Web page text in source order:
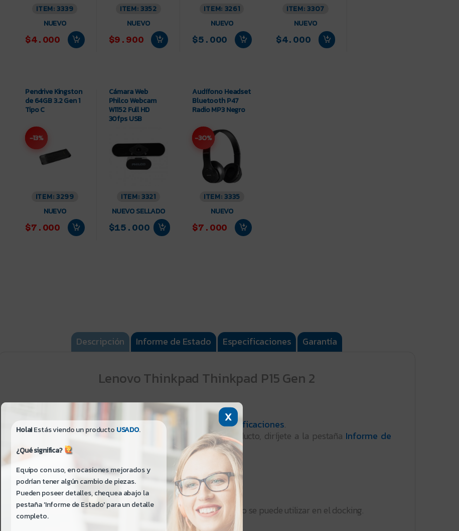
ITEM: 3339
NUEVO
$4.000
ITEM: 3352
NUEVO
$9.900
ITEM: 3261
NUEVO
$5.000
ITEM: 3307
NUEVO
$4.000
Pendrive Kingston
de 64GB 3.2 Gen 1
Tipo C
-13%
ITEM: 3299
NUEVO
$7.000
Cámara Web
Philco Webcam
W1152 Full HD
30fps USB
ITEM: 3321
NUEVO SELLADO
$15.000
Audífono Headset
Bluetooth P47
Radio MP3 Negro
-30%
ITEM: 3335
NUEVO
$7.000
Descripción Informe de Estado Especificaciones Garantía
Lenovo Thinkpad Thinkpad P15 Gen 2
¡Hola! Si me lees no te quedarán dudas:
- Para información detallada haz clic en la pestaña
Especificaciones.
- Para mayor información de detalles estéticos del producto, diríjete a la pestaña Informe de
Estado.
Condición: Usado - Buen Estado
Condición de la Caja: No Posee
Nota: El Puerto de audífonos no funciona en el equipo, pero se puede utilizar en el docking.
X
Hola!Estás viendo un producto USADO.
¿Qué significa?
Equipo con uso, en ocasiones mejorados y
podrían tener algún cambio de piezas.
Pueden poseer detalles, chequea abajo la
pestaña 'Informe de Estado' para un detalle
completo.